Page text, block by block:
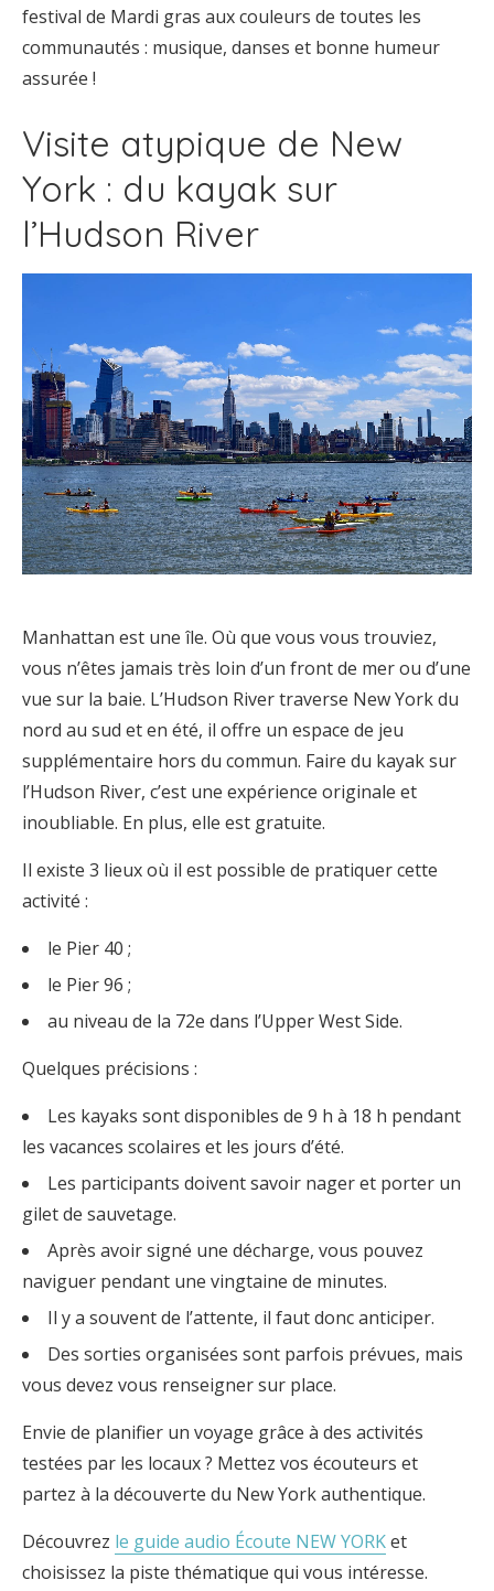
festival de Mardi gras aux couleurs de toutes les
communautés : musique, danses et bonne humeur
assurée !
Visite atypique de New
York : du kayak sur
l’Hudson River
Manhattan est une île. Où que vous vous trouviez,
vous n’êtes jamais très loin d’un front de mer ou d’une
vue sur la baie. L’Hudson River traverse New York du
nord au sud et en été, il offre un espace de jeu
supplémentaire hors du commun. Faire du kayak sur
l’Hudson River, c’est une expérience originale et
inoubliable. En plus, elle est gratuite.
Il existe 3 lieux où il est possible de pratiquer cette
activité :
le Pier 40 ;
le Pier 96 ;
au niveau de la 72e dans l’Upper West Side.
Quelques précisions :
Les kayaks sont disponibles de 9 h à 18 h pendant
les vacances scolaires et les jours d’été.
Les participants doivent savoir nager et porter un
gilet de sauvetage.
Après avoir signé une décharge, vous pouvez
naviguer pendant une vingtaine de minutes.
Il y a souvent de l’attente, il faut donc anticiper.
Des sorties organisées sont parfois prévues, mais
vous devez vous renseigner sur place.
Envie de planifier un voyage grâce à des activités
testées par les locaux ? Mettez vos écouteurs et
partez à la découverte du New York authentique.
Découvrez le guide audio Écoute NEW YORKet
choisissez la piste thématique qui vous intéresse.